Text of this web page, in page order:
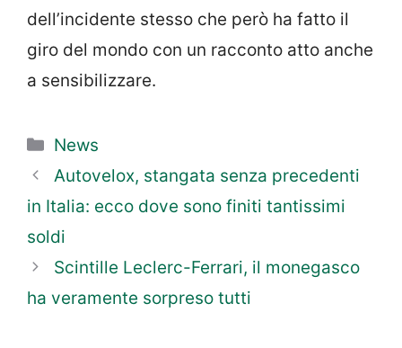
dell’incidente stesso che però ha fatto il
giro del mondo con un racconto atto anche
a sensibilizzare.
Categorie
News
Autovelox, stangata senza precedenti
in Italia: ecco dove sono finiti tantissimi
soldi
Scintille Leclerc-Ferrari, il monegasco
ha veramente sorpreso tutti